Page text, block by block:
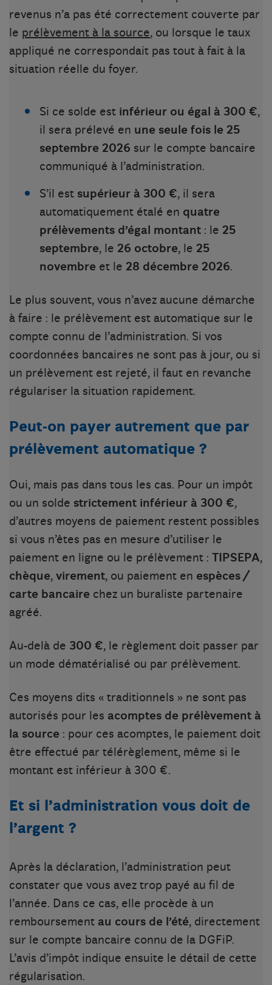
revenus n’a pas été correctement couverte par
le prélèvement à la source, ou lorsque le taux
appliqué ne correspondait pas tout à fait à la
situation réelle du foyer.
Si ce solde est inférieur ou égal à 300 €,
il sera prélevé en une seule fois le 25
septembre 2026 sur le compte bancaire
communiqué à l’administration.
S’il est supérieur à 300 €, il sera
automatiquement étalé en quatre
prélèvements d’égal montant : le 25
septembre, le 26 octobre, le 25
novembre et le 28 décembre 2026.
Le plus souvent, vous n’avez aucune démarche
à faire : le prélèvement est automatique sur le
compte connu de l’administration. Si vos
coordonnées bancaires ne sont pas à jour, ou si
un prélèvement est rejeté, il faut en revanche
régulariser la situation rapidement.
Peut-on payer autrement que par
prélèvement automatique ?
Oui, mais pas dans tous les cas. Pour un impôt
ou un solde strictement inférieur à 300 €,
d’autres moyens de paiement restent possibles
si vous n’êtes pas en mesure d’utiliser le
paiement en ligne ou le prélèvement : TIPSEPA,
chèque, virement, ou paiement en espèces /
carte bancaire chez un buraliste partenaire
agréé.
Au-delà de 300 €, le règlement doit passer par
un mode dématérialisé ou par prélèvement.
Ces moyens dits « traditionnels » ne sont pas
autorisés pour les acomptes de prélèvement à
la source : pour ces acomptes, le paiement doit
être effectué par télérèglement, même si le
montant est inférieur à 300 €.
Et si l’administration vous doit de
l’argent ?
Après la déclaration, l’administration peut
constater que vous avez trop payé au fil de
l’année. Dans ce cas, elle procède à un
remboursement au cours de l’été, directement
sur le compte bancaire connu de la DGFiP.
L’avis d’impôt indique ensuite le détail de cette
régularisation.